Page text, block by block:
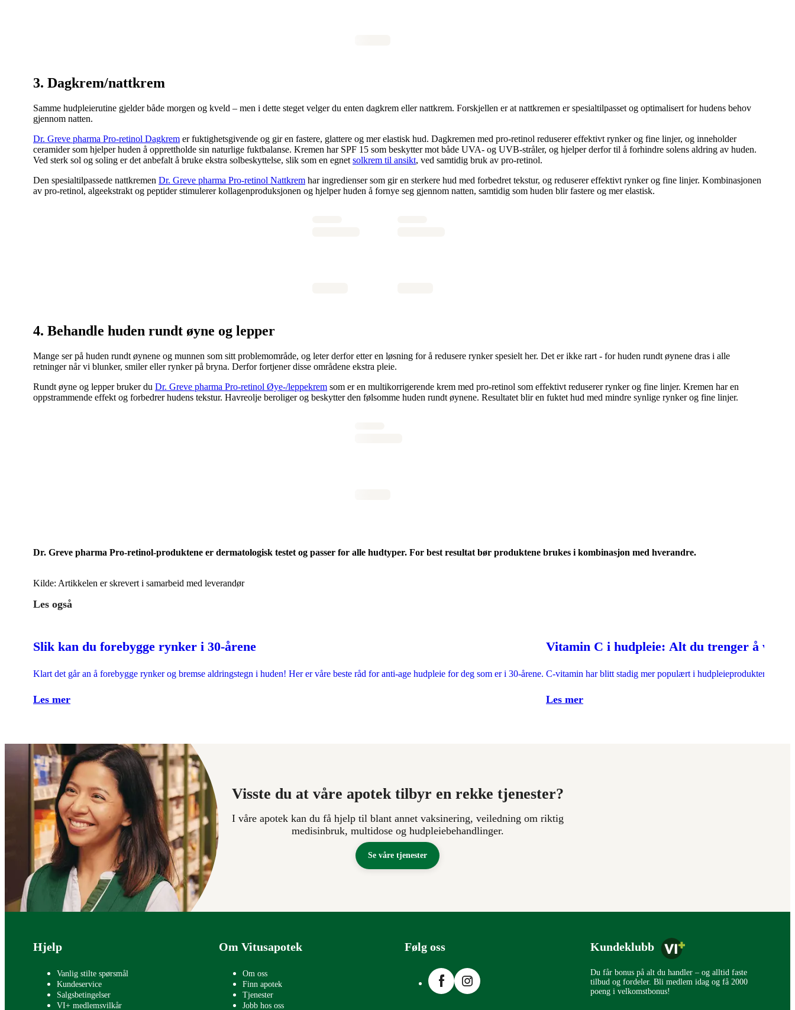
3. Dagkrem/nattkrem
Samme hudpleierutine gjelder både morgen og kveld – men i dette steget velger du enten dagkrem eller nattkrem. Forskjellen er at nattkremen er spesialtilpasset og optimalisert for hudens behov
gjennom natten.
Dr. Greve pharma Pro-retinol Dagkrem er fuktighetsgivende og gir en fastere, glattere og mer elastisk hud. Dagkremen med pro-retinol reduserer effektivt rynker og fine linjer, og inneholder
ceramider som hjelper huden å opprettholde sin naturlige fuktbalanse. Kremen har SPF 15 som beskytter mot både UVA- og UVB-stråler, og hjelper derfor til å forhindre solens aldring av huden.
Ved sterk sol og soling er det anbefalt å bruke ekstra solbeskyttelse, slik som en egnet solkrem til ansikt, ved samtidig bruk av pro-retinol.
Den spesialtilpassede nattkremen Dr. Greve pharma Pro-retinol Nattkrem har ingredienser som gir en sterkere hud med forbedret tekstur, og reduserer effektivt rynker og fine linjer. Kombinasjonen
av pro-retinol, algeekstrakt og peptider stimulerer kollagenproduksjonen og hjelper huden å fornye seg gjennom natten, samtidig som huden blir fastere og mer elastisk.
4. Behandle huden rundt øyne og lepper
Mange ser på huden rundt øynene og munnen som sitt problemområde, og leter derfor etter en løsning for å redusere rynker spesielt her. Det er ikke rart - for huden rundt øynene dras i alle
retninger når vi blunker, smiler eller rynker på bryna. Derfor fortjener disse områdene ekstra pleie.
Rundt øyne og lepper bruker du Dr. Greve pharma Pro-retinol Øye-/leppekrem som er en multikorrigerende krem med pro-retinol som effektivt reduserer rynker og fine linjer. Kremen har en
oppstrammende effekt og forbedrer hudens tekstur. Havreolje beroliger og beskytter den følsomme huden rundt øynene. Resultatet blir en fuktet hud med mindre synlige rynker og fine linjer.
Dr. Greve pharma Pro-retinol-produktene er dermatologisk testet og passer for alle hudtyper. For best resultat bør produktene brukes i kombinasjon med hverandre.
Kilde: Artikkelen er skrevert i samarbeid med leverandør
Les også
Slik kan du forebygge rynker i 30-årene
Klart det går an å forebygge rynker og bremse aldringstegn i huden! Her er våre beste råd for anti-age hudpleie for deg som er i 30-årene.
Les mer
Vitamin C i hudpleie: Alt du trenger å vite
C-vitamin har blitt stadig mer populært i hudpleieprodukter de
Les mer
Visste du at våre apotek tilbyr en rekke tjenester?
I våre apotek kan du få hjelp til blant annet vaksinering, veiledning om riktig
medisinbruk, multidose og hudpleiebehandlinger.
Se våre tjenester
Bunntekst
Hjelp
Vanlig stilte spørsmål
Kundeservice
Salgsbetingelser
VI+ medlemsvilkår
Om Vitusapotek
Om oss
Finn apotek
Tjenester
Jobb hos oss
Følg oss
FacebookInstagram
Kundeklubb
Du får bonus på alt du handler – og alltid faste
tilbud og fordeler. Bli medlem idag og få 2000
poeng i velkomstbonus!